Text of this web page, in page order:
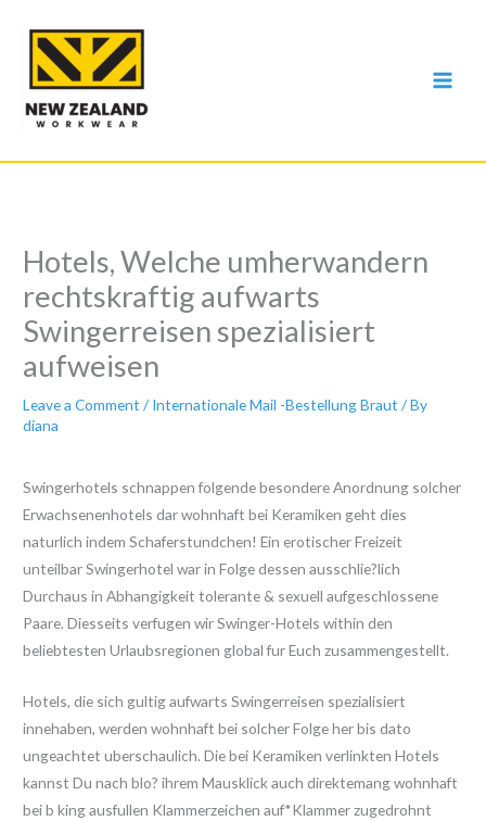
content
Hotels, Welche umherwandern
rechtskraftig aufwarts
Swingerreisen spezialisiert
aufweisen
Leave a Comment / Internationale Mail -Bestellung Braut / By
diana
Swingerhotels schnappen folgende besondere Anordnung solcher
Erwachsenenhotels dar wohnhaft bei Keramiken geht dies
naturlich indem Schaferstundchen! Ein erotischer Freizeit
unteilbar Swingerhotel war in Folge dessen ausschlie?lich
Durchaus in Abhangigkeit tolerante & sexuell aufgeschlossene
Paare. Diesseits verfugen wir Swinger-Hotels within den
beliebtesten Urlaubsregionen global fur Euch zusammengestellt.
Hotels, die sich gultig aufwarts Swingerreisen spezialisiert
innehaben, werden wohnhaft bei solcher Folge her bis dato
ungeachtet uberschaulich. Die bei Keramiken verlinkten Hotels
kannst Du nach blo? ihrem Mausklick auch direktemang wohnhaft
bei b king ausfullen Klammerzeichen auf*Klammer zugedrohnt